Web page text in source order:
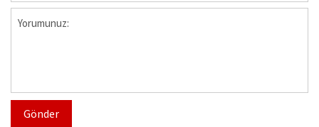
Gönder